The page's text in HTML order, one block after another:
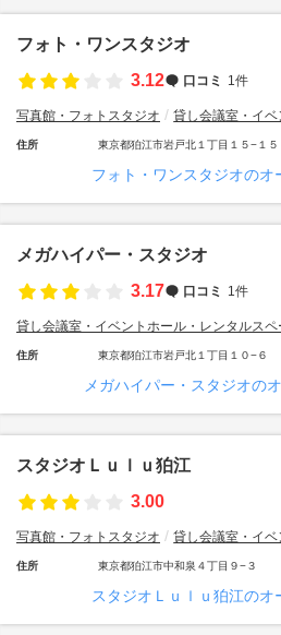
フォト・ワンスタジオ
3.12
口コミ 1件
写真館・フォトスタジオ 貸し会議室・イ
住所 東京都狛江市岩戸北１丁目１５−１５
フォト・ワンスタジオのオ
メガハイパー・スタジオ
3.17
口コミ 1件
貸し会議室・イベントホール・レンタルスペ
住所 東京都狛江市岩戸北１丁目１０−６
メガハイパー・スタジオの
スタジオＬｕｌｕ狛江
3.00
写真館・フォトスタジオ 貸し会議室・イ
住所 東京都狛江市中和泉４丁目９−３
スタジオＬｕｌｕ狛江のオ